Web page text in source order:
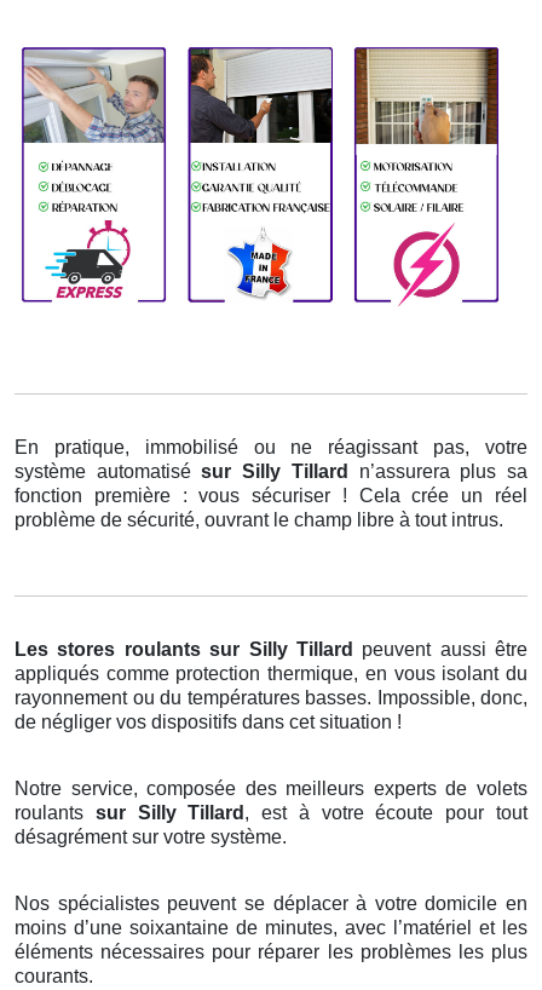
En pratique, immobilisé ou ne réagissant pas, votre
système automatisésur Silly Tillard n’assurera plus sa
fonction première : vous sécuriser ! Cela crée un réel
problème de sécurité, ouvrant le champ libre à tout intrus.
Les stores roulants sur Silly Tillard peuvent aussi être
appliqués comme protection thermique, en vous isolant du
rayonnement ou du températures basses. Impossible, donc,
de négliger vos dispositifs dans cet situation !
Notre service, composée des meilleurs experts de volets
roulants sur Silly Tillard , est à votre écoute pour tout
désagrément sur votre système.
Nos spécialistes peuvent se déplacer à votre domicile en
moins d’une soixantaine de minutes, avec l’matériel et les
éléments nécessaires pour réparer les problèmes les plus
courants.